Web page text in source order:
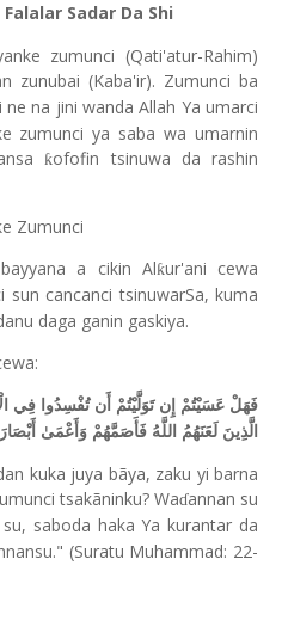
Sadar Da Shi
zumunci (Qati'atur-Rahim)
zunubai (Kaba'ir). Zumunci ba
ne na jini wanda Allah Ya umarci
zumunci ya saba wa umarnin
ƙofofin tsinuwa da rashin
Zumunci
a cikin Alƙur'ani cewa
sun cancanci tsinuwarSa, kuma
daga ganin gaskiya.
فَهَلْ عَسَيْتُمْ إِن تَوَلَّيْتُمْ أَن تُفْسِدُوا فِي
الَّذِينَ لَعَنَهُمُ اللَّهُ فَأَصَمَّهُمْ وَأَعْمَىٰ
kuka juya bãya, zaku yi barna
tsakãninku? Waɗannan su
saboda haka Ya kurantar da
(Suratu Muhammad: 22-